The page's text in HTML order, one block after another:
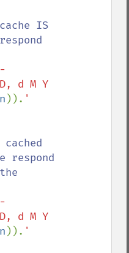
IS
d M Y
)). '
respond
d M Y
)). '